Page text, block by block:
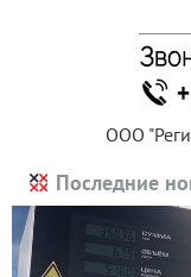
ООО
Последние